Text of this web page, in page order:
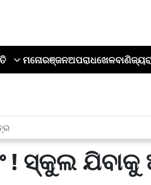
ମନୋରଞ୍ଜନଅପରାଧଖେଳବାଣିଜ୍ୟ
! ସ୍କୁଲ